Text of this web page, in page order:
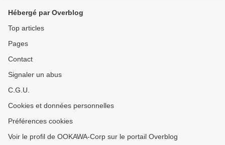
Hébergé par Overblog
Top articles
Pages
Contact
Signaler un abus
C.G.U.
Cookies et données personnelles
Préférences cookies
Voir le profil de OOKAWA-Corp sur le portail Overblog